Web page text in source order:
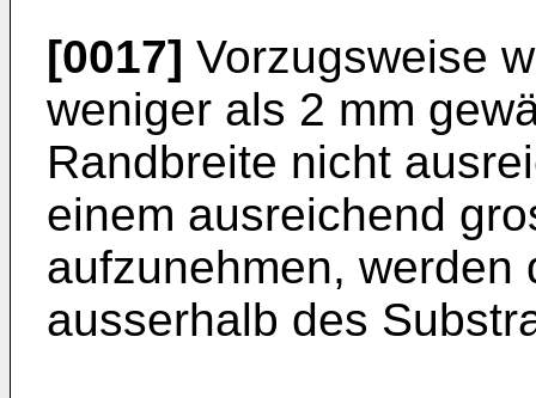
[0017] Vorzugsweise
weniger als 2 mm
Randbreite nicht
einem ausreichend
aufzunehmen, werden
ausserhalb des